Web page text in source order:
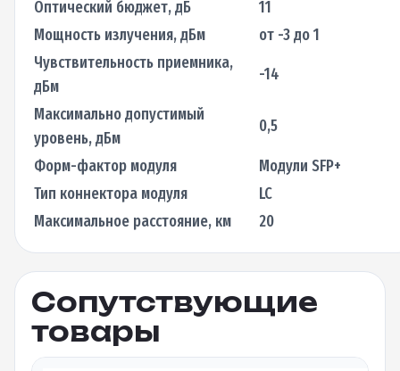
Оптический бюджет, дБ
11
Мощность излучения, дБм
от -3 до 1
Чувствительность приемника,
дБм
-14
Максимально допустимый
уровень, дБм
0,5
Форм-фактор модуля
Модули SFP+
Тип коннектора модуля
LC
Максимальное расстояние, км
20
Сопутствующие
товары